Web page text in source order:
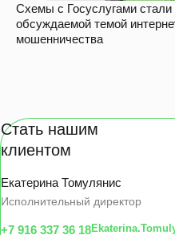
Схемы с Госуслугами стали
обсуждаемой темой
мошенничества
Стать нашим
клиентом
Екатерина Томулянис
Исполнительный директор
+7 916 337 36 18